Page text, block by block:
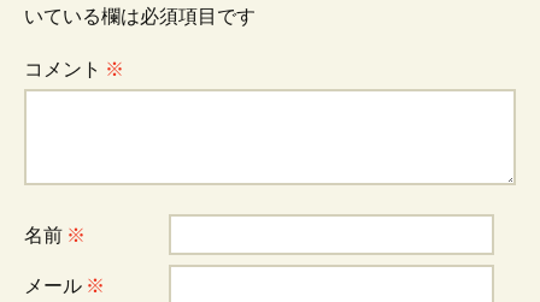
いている欄は必須項目です
コメント ※
名前 ※
メール ※